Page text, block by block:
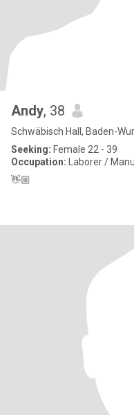
Andy, 38
Schwäbisch Hall, Baden-
Seeking: Female 22 - 39
Occupation: Laborer /
👋🏼